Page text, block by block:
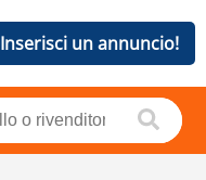
Inserisci un annuncio!